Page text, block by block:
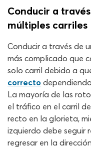
Conducir a
múltiples carriles
Conducir a través de
más complicado que
solo carril debido a
correcto
La mayoría de las
el tráfico en el carril
recto en la glorieta,
izquierdo debe seguir
regresar en la